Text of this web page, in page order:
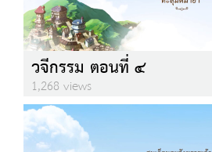
วจีกรรม ตอนที่ ๔
1,268 views